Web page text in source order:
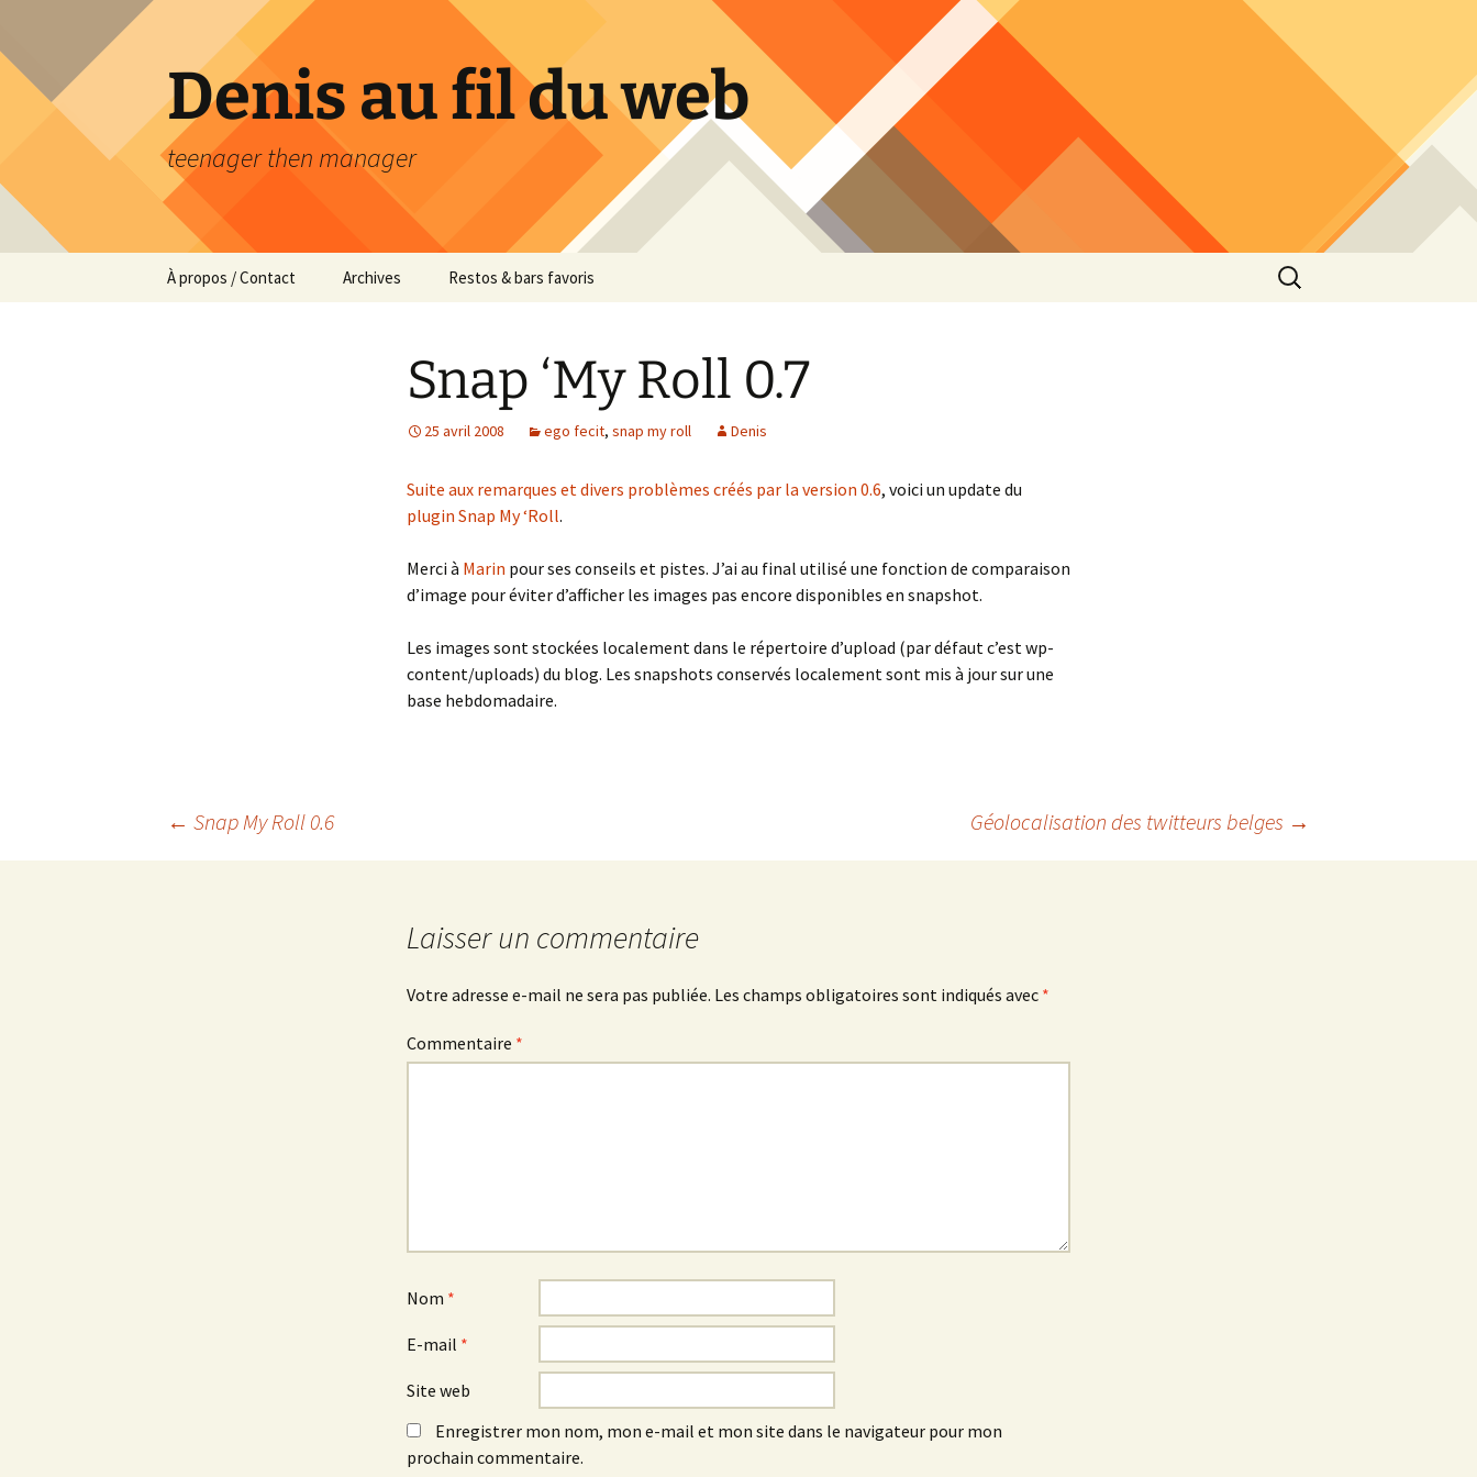
contenu
Denis au fil du web
teenager then manager
À propos / Contact Archives Restos & bars favoris
Rechercher :
Snap ‘My Roll 0.7
25 avril 2008 ego fecit, snap my roll Denis
Suite aux remarques et divers problèmes créés par la version 0.6, voici un update du
plugin Snap My ‘Roll.
Merci à Marin pour ses conseils et pistes. J’ai au final utilisé une fonction de comparaison
d’image pour éviter d’afficher les images pas encore disponibles en snapshot.
Les images sont stockées localement dans le répertoire d’upload (par défaut c’est wp-
content/uploads) du blog. Les snapshots conservés localement sont mis à jour sur une
base hebdomadaire.
Navigation
← Snap My Roll 0.6 Géolocalisation des twitteurs belges →
Laisser un commentaire
Votre adresse e-mail ne sera pas publiée. Les champs obligatoires sont indiqués avec *
Commentaire *
Nom *
E-mail *
Site web
Enregistrer mon nom, mon e-mail et mon site dans le navigateur pour mon
prochain commentaire.